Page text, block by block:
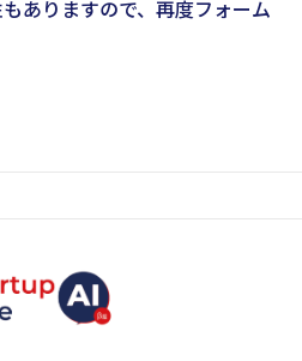
ありますので、再度フォーム